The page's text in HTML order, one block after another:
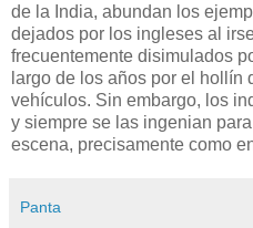
de la India, abundan los
dejados por los ingleses al
frecuentemente disimulados
largo de los años por el hollín
vehículos. Sin embargo, los
y siempre se las ingenian
escena, precisamente como
Panta